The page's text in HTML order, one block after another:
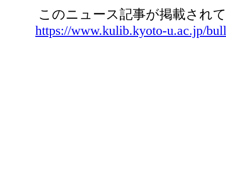
このニュース記事が掲載され
https://www.kulib.kyoto-u.ac.jp/